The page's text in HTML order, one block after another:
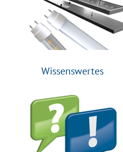
Wissenswertes